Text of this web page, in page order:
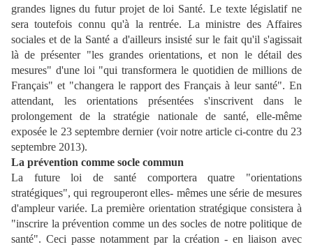
grandes lignes du futur projet de loi Santé. Le texte législatif ne
sera toutefois connu qu'à la rentrée. La ministre des Affaires
sociales et de la Santé a d'ailleurs insisté sur le fait qu'il s'agissait
là de présenter "les grandes orientations, et non le détail des
mesures" d'une loi "qui transformera le quotidien de millions de
Français" et "changera le rapport des Français à leur santé". En
attendant, les orientations présentées s'inscrivent dans le
prolongement de la stratégie nationale de santé, elle-même
exposée le 23 septembre dernier (voir notre article ci-contre du 23
septembre 2013).
La prévention comme socle commun
La future loi de santé comportera quatre "orientations
stratégiques", qui regrouperont elles- mêmes une série de mesures
d'ampleur variée. La première orientation stratégique consistera à
"inscrire la prévention comme un des socles de notre politique de
santé". Ceci passe notamment par la création - en liaison avec